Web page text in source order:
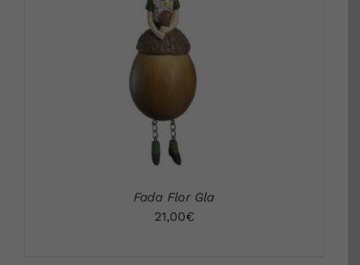
DETALLS
Fada Flor Gla
21,00€